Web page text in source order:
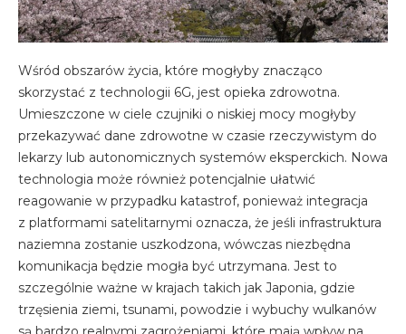
Wśród obszarów życia, które mogłyby znacząco
skorzystać z technologii 6G, jest opieka zdrowotna.
Umieszczone w ciele czujniki o niskiej mocy mogłyby
przekazywać dane zdrowotne w czasie rzeczywistym do
lekarzy lub autonomicznych systemów eksperckich. Nowa
technologia może również potencjalnie ułatwić
reagowanie w przypadku katastrof, ponieważ integracja
z platformami satelitarnymi oznacza, że jeśli infrastruktura
naziemna zostanie uszkodzona, wówczas niezbędna
komunikacja będzie mogła być utrzymana. Jest to
szczególnie ważne w krajach takich jak Japonia, gdzie
trzęsienia ziemi, tsunami, powodzie i wybuchy wulkanów